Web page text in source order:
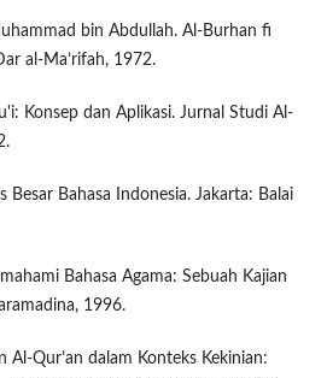
bin Abdullah. Al-Burhan fi
al-Ma’rifah, 1972.
Konsep dan Aplikasi. Jurnal Studi Al-
Besar Bahasa Indonesia. Jakarta: Balai
Bahasa Agama: Sebuah Kajian
1996.
Qur’an dalam Konteks Kekinian: